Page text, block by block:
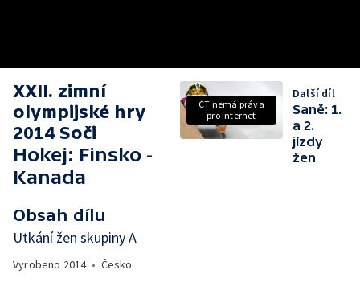
XXII. zimní
olympijské hry
2014 Soči
Hokej: Finsko -
Kanada
Obsah dílu
Utkání žen skupiny A
Vyrobeno 2014• Česko
ČT nemá práva
pro internet
Další díl
Saně: 1.
a 2.
jízdy
žen